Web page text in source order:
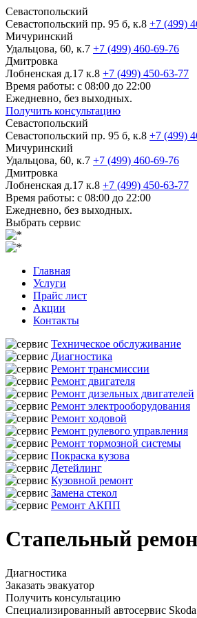
Севастопольский
Севастопольский пр. 95 б, к.8 +7 (499)
Мичуринский
Удальцова, 60, к.7 +7 (499) 460-69-76
Дмитровка
Лобненская д.17 к.8 +7 (499) 450-63-77
Время работы: с 08:00 до 22:00
Ежедневно, без выходных.
Получить консультацию
Севастопольский
Севастопольский пр. 95 б, к.8 +7 (499)
Мичуринский
Удальцова, 60, к.7 +7 (499) 460-69-76
Дмитровка
Лобненская д.17 к.8 +7 (499) 450-63-77
Время работы: с 08:00 до 22:00
Ежедневно, без выходных.
Выбрать сервис
Главная
Услуги
Прайс лист
Акции
Контакты
Техническое обслуживание
Диагностика
Ремонт трансмиссии
Ремонт двигателя
Ремонт дизельных двигателей
Ремонт электрооборудования
Ремонт ходовой
Ремонт рулевого управления
Ремонт тормозной системы
Покраска кузова
Детейлинг
Кузовной ремонт
Замена стекол
Ремонт АКПП
Стапельный
Диагностика
Заказать эвакуатор
Получить консультацию
Специализированный автосервис Skoda